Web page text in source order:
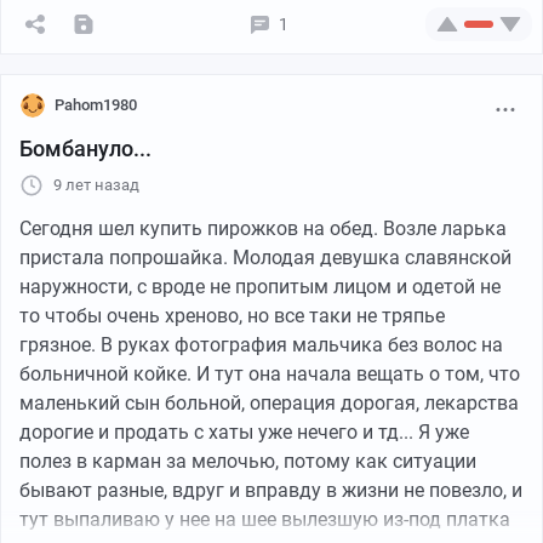
- Да ты [вырезано цензурой], - орал и трясся в
что заблокирована твоя машина, хрен ли ты полез
выезжать? Ты же мог поцарапать машину мою!!
- Не не поцарапал же! - начал я закипать, - выехал же
нормально! Всё в порядке!
- Да ни [вырезано цензурой] не в порядке! Да ты
знаешь кто я? Да от меня зависит, будет ли твоя жена
жить или нет!!! Я решаю, проснётся ли завтра твой
ребёнок или нет!!! Я здесь контролирую жизнь, я!!!
...
Сказать, что я офигел от этих его слов - ничего не
сказать. Тёща, слышавшая всё это через телефон, чуть
инфаркт не схватила.
Мужик ещё поорал, попинал мне дверь, попробовал
1
Pahom1980
Бомбануло...
9 лет назад
Сегодня шел купить пирожков на обед. Возле ларька
пристала попрошайка. Молодая девушка славянской
наружности, с вроде не пропитым лицом и одетой не
то чтобы очень хреново, но все таки не тряпье
грязное. В руках фотография мальчика без волос на
больничной койке. И тут она начала вещать о том, что
маленький сын больной, операция дорогая, лекарства
дорогие и продать с хаты уже нечего и тд... Я уже
полез в карман за мелочью, потому как ситуации
бывают разные, вдруг и вправду в жизни не повезло, и
тут выпаливаю у нее на шее вылезшую из-под платка